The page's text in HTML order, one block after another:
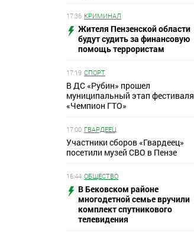
17:36 КРИМИНАЛ
Жителя Пензенской области
будут судить за финансовую
помощь террористам
17:19 СПОРТ
В ДС «Рубин» прошел
муниципальный этап фестиваля
«Чемпион ГТО»
17:00 ГВАРДЕЕЦ
Участники сборов «Гвардеец»
посетили музей СВО в Пензе
16:44 ОБЩЕСТВО
В Бековском районе
многодетной семье вручили
комплект спутникового
телевидения